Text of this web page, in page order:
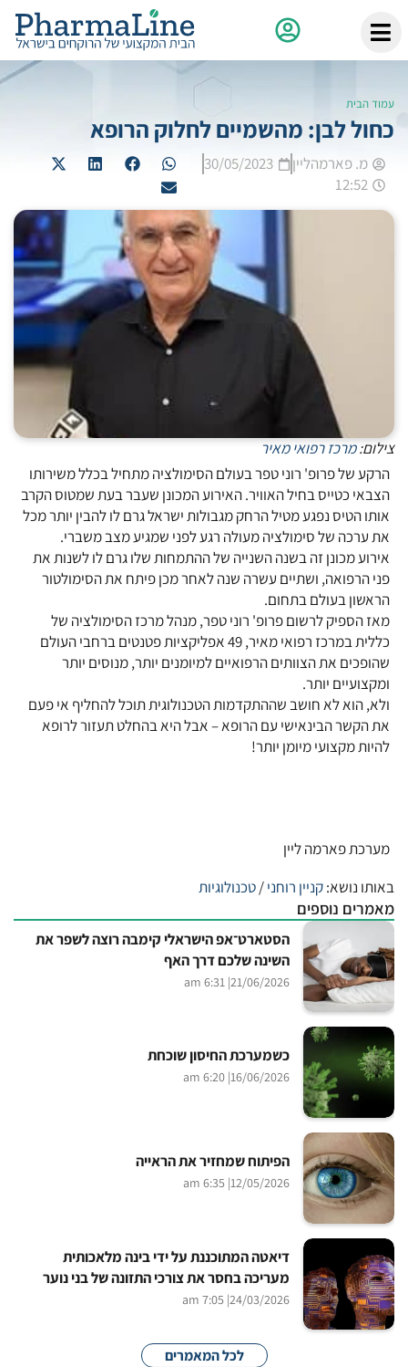
עמוד הבית
כחול לבן: מהשמיים לחלוק הרופא
מ. פארמהליין
30/05/2023
12:52
צילום:מרכז רפואי מאיר
הרקע של פרופ' רוני טפר בעולם הסימולציה מתחיל בכלל משירותו
הצבאי כטייס בחיל האוויר. האירוע המכונן שעבר בעת שמטוס הקרב
אותו הטיס נפגע מטיל הרחק מגבולות ישראל גרם לו להבין יותר מכל
את ערכה של סימולציה מעולה רגע לפני שמגיע מצב משברי.
אירוע מכונן זה בשנה השנייה של ההתמחות שלו גרם לו לשנות את
פני הרפואה, ושתיים עשרה שנה לאחר מכן פיתח את הסימולטור
הראשון בעולם בתחום.
מאז הספיק לרשום פרופ' רוני טפר, מנהל מרכז הסימולציה של
כללית במרכז רפואי מאיר, 49 אפליקציות פטנטים ברחבי העולם
שהופכים את הצוותים הרפואיים למיומנים יותר, מנוסים יותר
ומקצועיים יותר.
ולא, הוא לא חושב שההתקדמות הטכנולוגית תוכל להחליף אי פעם
את הקשר הבינאישי עם הרופא – אבל היא בהחלט תעזור לרופא
להיות מקצועי מיומן יותר!
מערכת פארמה ליין
באותו נושא:קניין רוחני/טכנולוגיות
מאמרים נוספים
הסטארט־אפ הישראלי קימבה רוצה לשפר את
השינה שלכם דרך האף
21/06/2026
| 6:31 am
כשמערכת החיסון שוכחת
16/06/2026
| 6:20 am
הפיתוח שמחזיר את הראייה
12/05/2026
| 6:35 am
דיאטה המתוכננת על ידי בינה מלאכותית
מעריכה בחסר את צורכי התזונה של בני נוער
24/03/2026
| 7:05 am
לכל המאמרים